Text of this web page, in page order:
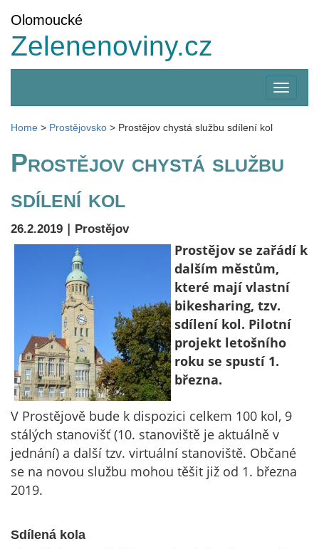
Olomoucké
Zelenenoviny.cz
menu
Home > Prostějovsko > Prostějov chystá službu sdílení kol
Prostějov chystá službu
sdílení kol
26.2.2019 | Prostějov
Prostějov se zařádí k
dalším městům,
které mají vlastní
bikesharing, tzv.
sdílení kol. Pilotní
projekt letošního
roku se spustí 1.
března.
V Prostějově bude k dispozici celkem 100 kol, 9
stálých stanovišť (10. stanoviště je aktuálně v
jednání) a další tzv. virtuální stanoviště. Občané
se na novou službu mohou těšit již od 1. března
2019.
Sdílená kola